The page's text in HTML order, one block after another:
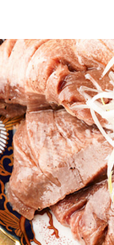
り 牛タン 塩仕込み